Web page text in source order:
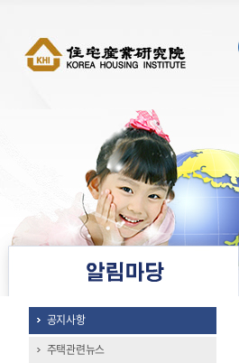
공지사항
주택관련뉴스